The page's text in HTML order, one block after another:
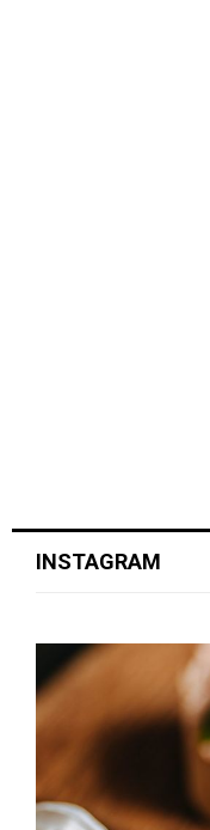
INSTAGRAM